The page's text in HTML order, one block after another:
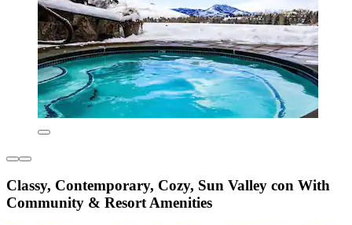
Classy, Contemporary, Cozy, Sun Valley con With
Community & Resort Amenities